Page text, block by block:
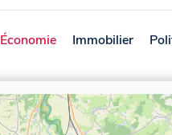
Économie Immobilier